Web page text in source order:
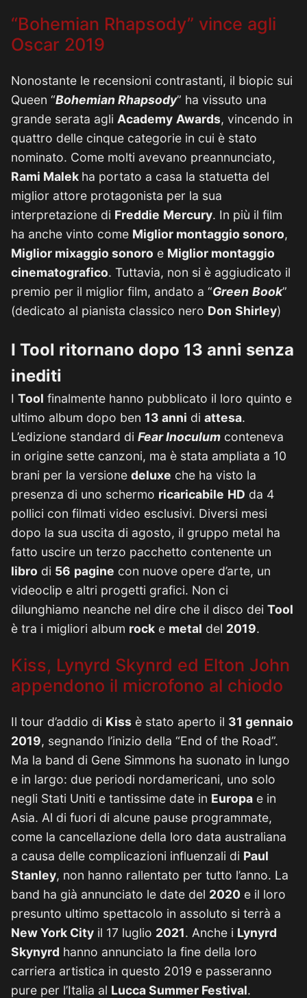
“Bohemian Rhapsody” vince agli
Oscar 2019
Nonostante le recensioni contrastanti, il biopic sui
Queen “Bohemian Rhapsody” ha vissuto una
grande serata agli Academy Awards, vincendo in
quattro delle cinque categorie in cui è stato
nominato. Come molti avevano preannunciato,
Rami Malek ha portato a casa la statuetta del
miglior attore protagonista per la sua
interpretazione di Freddie Mercury. In più il film
ha anche vinto come Miglior montaggio sonoro,
Miglior mixaggio sonoro e Miglior montaggio
cinematografico. Tuttavia, non si è aggiudicato il
premio per il miglior film, andato a “Green Book”
(dedicato al pianista classico nero Don Shirley)
I Tool ritornano dopo 13 anni senza
inediti
I Tool finalmente hanno pubblicato il loro quinto e
ultimo album dopo ben 13 anni di attesa.
L’edizione standard di Fear Inoculum conteneva
in origine sette canzoni, ma è stata ampliata a 10
brani per la versione deluxe che ha visto la
presenza di uno schermo ricaricabile HD da 4
pollici con filmati video esclusivi. Diversi mesi
dopo la sua uscita di agosto, il gruppo metal ha
fatto uscire un terzo pacchetto contenente un
libro di 56 pagine con nuove opere d’arte, un
videoclip e altri progetti grafici. Non ci
dilunghiamo neanche nel dire che il disco dei Tool
è tra i migliori album rock e metal del 2019.
Kiss, Lynyrd Skynrd ed Elton John
appendono il microfono al chiodo
Il tour d’addio di Kiss è stato aperto il 31 gennaio
2019, segnando l’inizio della “End of the Road”.
Ma la band di Gene Simmons ha suonato in lungo
e in largo: due periodi nordamericani, uno solo
negli Stati Uniti e tantissime date in Europa e in
Asia. Al di fuori di alcune pause programmate,
come la cancellazione della loro data australiana
a causa delle complicazioni influenzali di Paul
Stanley, non hanno rallentato per tutto l’anno. La
band ha già annunciato le date del 2020 e il loro
presunto ultimo spettacolo in assoluto si terrà a
New York City il 17 luglio 2021. Anche i Lynyrd
Skynyrd hanno annunciato la fine della loro
carriera artistica in questo 2019 e passeranno
pure per l’Italia al Lucca Summer Festival.